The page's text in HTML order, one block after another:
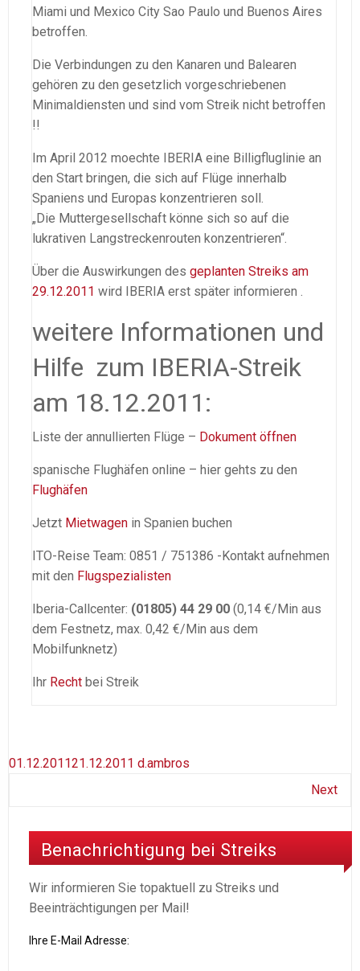
Miami und Mexico City Sao Paulo und Buenos Aires
betroffen.
Die Verbindungen zu den Kanaren und Balearen
gehören zu den gesetzlich vorgeschriebenen
Minimaldiensten und sind vom Streik nicht betroffen
!!
Im April 2012 moechte IBERIA eine Billigfluglinie an
den Start bringen, die sich auf Flüge innerhalb
Spaniens und Europas konzentrieren soll.
„Die Muttergesellschaft könne sich so auf die
lukrativen Langstreckenrouten konzentrieren“.
Über die Auswirkungen des geplanten Streiks am
29.12.2011 wird IBERIA erst später informieren .
weitere Informationen und
Hilfe zum IBERIA-Streik
am 18.12.2011:
Liste der annullierten Flüge – Dokument öffnen
spanische Flughäfen online – hier gehts zu den
Flughäfen
Jetzt Mietwagen in Spanien buchen
ITO-Reise Team: 0851 / 751386 -Kontakt aufnehmen
mit den Flugspezialisten
Iberia-Callcenter: (01805) 44 29 00 (0,14 €/Min aus
dem Festnetz, max. 0,42 €/Min aus dem
Mobilfunknetz)
Ihr Recht bei Streik
01.12.201121.12.2011 d.ambros
Next
Benachrichtigung bei Streiks
Wir informieren Sie topaktuell zu Streiks und
Beeinträchtigungen per Mail!
Ihre E-Mail Adresse: